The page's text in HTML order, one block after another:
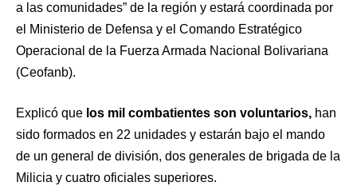
a las comunidades” de la región y estará coordinada por
el Ministerio de Defensa y el Comando Estratégico
Operacional de la Fuerza Armada Nacional Bolivariana
(Ceofanb).
Explicó que los mil combatientes son voluntarios, han
sido formados en 22 unidades y estarán bajo el mando
de un general de división, dos generales de brigada de la
Milicia y cuatro oficiales superiores.